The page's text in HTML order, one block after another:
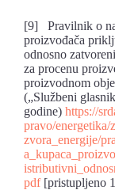
[9] Pravilnik o
proizvođača
odnosno
za procenu
proizvodnom
(„Službeni
godine) https://
pravo/
zvora_energije/
pdf[pristupljeno